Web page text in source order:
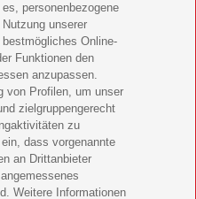
verschenken
personenbezogene
unserer
Online-
Funktionen den
anzupassen.
von Profilen, um unser
zielgruppengerecht
zu
dass vorgenannte
an Drittanbieter
Weitere Informationen